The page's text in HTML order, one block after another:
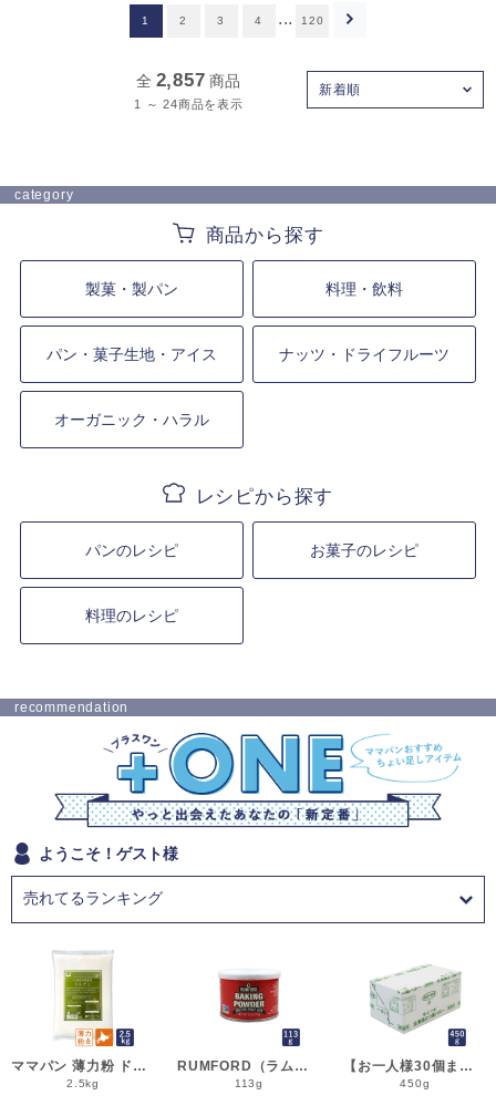
1 2 3 4 ... 120
全 2,857 商品
1 ～ 24商品を表示
新着順
category
製菓・製パン 料理・飲料
パン・菓子生地・アイス ナッツ・ドライフルーツ
オーガニック・ハラル
パンのレシピ お菓子のレシピ
料理のレシピ
recommendation
ようこそ！ゲスト様
ママパン 薄力粉 ドルチェ 2.5kg 菓子用小麦粉 北海道産 江別製粉 国産小麦粉_シフォンケーキ スポンジケーキ パウンドケーキ クッキー
2.5kg
RUMFORD（ラムフォード） ベーキングパウダー 113g 膨脹剤 BP__
113g
【お一人様30個まで】よつ葉 無塩バター 450g 賞味期限2026年11月5日またはそれ以降 バター よつば 北海道 食塩不使用 __
450g